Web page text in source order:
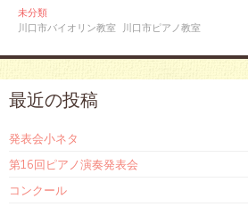
未分類
川口市バイオリン教室
川口市ピアノ教室
最近の投稿
発表会小ネタ
第16回ピアノ演奏発表会
コンクール